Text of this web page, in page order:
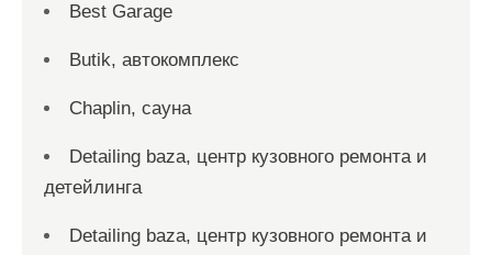
Best Garage
Butik, автокомплекс
Chaplin, сауна
Detailing baza, центр кузовного ремонта и
детейлинга
Detailing baza, центр кузовного ремонта и